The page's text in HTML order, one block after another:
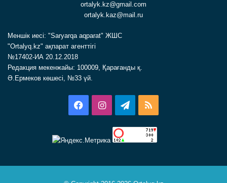
ortalyk.kz@gmail.com
ortalyk.kaz@mail.ru
Меншік иесі: "Saryarqa aqparat" ЖШС
"Ortalyq.kz" ақпарат агенттігі
№17402-ИА 20.12.2018
Редакция мекенжайы: 100009, Қарағанды қ.
Ә.Ермеков көшесі, №33 үй.
FacebookInstagramTelegram